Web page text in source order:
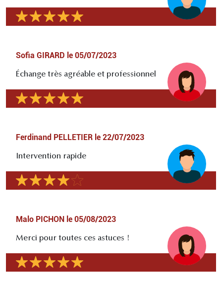
Sofia GIRARD le 05/07/2023
Échange très agréable et professionnel
Ferdinand PELLETIER le 22/07/2023
Intervention rapide
Malo PICHON le 05/08/2023
Merci pour toutes ces astuces !